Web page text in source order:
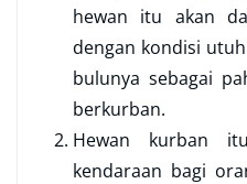
hewan itu akan
dengan kondisi
bulunya sebagai
berkurban.
Hewan kurban
kendaraan bagi